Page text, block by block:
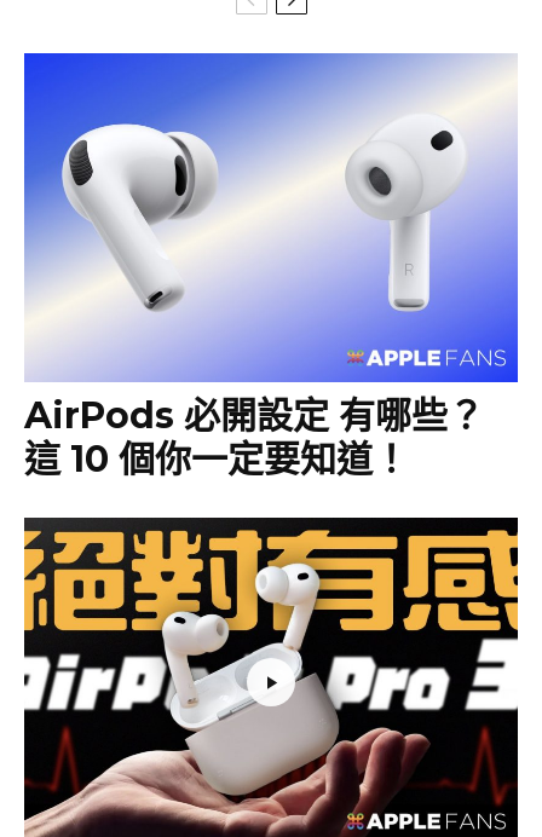
AirPods 必開設定 有哪些？
這 10 個你一定要知道！